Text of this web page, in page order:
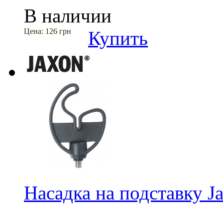
В наличии
Цена: 126 грн Купить
Насадка на подставку